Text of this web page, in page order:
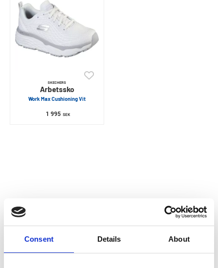
Consent Details About
SKECHERS
Arbetssko
Work Max Cushioning Vit
1 995 SEK